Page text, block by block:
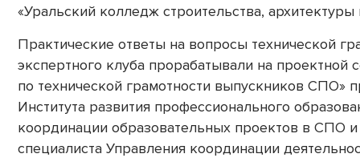
«Уральский колледж строительства,
Практические ответы на вопросы технической
экспертного клуба прорабатывали на
по технической грамотности выпускников СПО»
Института развития профессионального
координации образовательных проектов в СПО
специалиста Управления координации